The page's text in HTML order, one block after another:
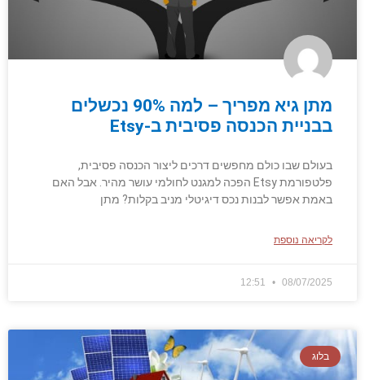
מתן גיא מפריך – למה 90% נכשלים
בבניית הכנסה פסיבית ב-Etsy
בעולם שבו כולם מחפשים דרכים ליצור הכנסה פסיבית,
פלטפורמת Etsy הפכה למגנט לחולמי עושר מהיר. אבל האם
באמת אפשר לבנות נכס דיגיטלי מניב בקלות? מתן
לקריאה נוספת
08/07/2025
בלוג